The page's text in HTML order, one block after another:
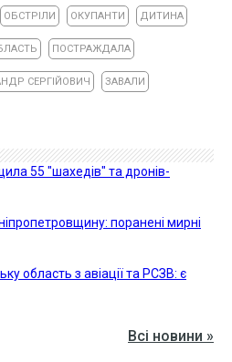
ОБСТРІЛИ ОКУПАНТИ ДИТИНА
ПОСТРАЖДАЛА
СЕРГІЙОВИЧ ЗАВАЛИ
55 "шахедів" та дронів-
поранені мирні
область з авіації та РСЗВ: є
Всі новини »